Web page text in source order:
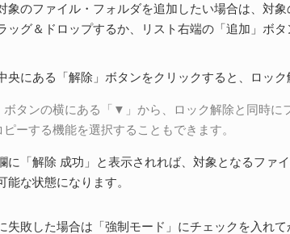
象のファイル・フォルダを追加したい場合は、対
ッグ＆ドロップするか、リスト右端の「追加」ボ
央にある「解除」ボタンをクリックすると、ロック
ボタンの横にある「▼」から、ロック解除と同時に
ーする機能を選択することもできます。
に「解除 成功」と表示されれば、対象となるファ
能な状態になります。
失敗した場合は「強制モード」にチェックを入れ